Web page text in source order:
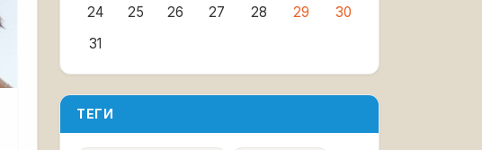
24
25 26 27 28 29
30
31
ТЕГИ